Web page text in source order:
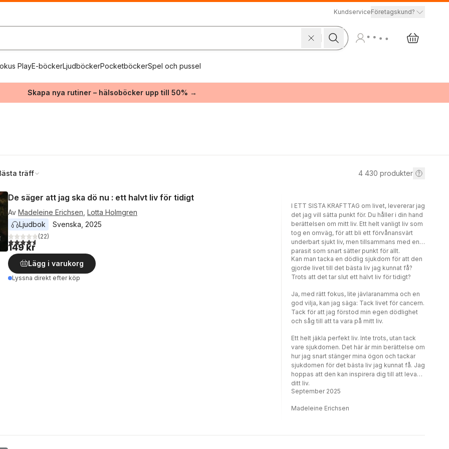
KundserviceFöretagskund?
PlayE-böckerLjudböckerPocketböckerSpel och pussel
Skapa nya rutiner – hälsoböcker upp till 50% →
träff 4 430 produkter
De säger att jag ska dö nu : ett halvt liv för tidigt
Av Madeleine Erichsen Lotta Holmgren
Ljudbok
Svenska 2025
4,6utav 5 stjärnor. Totalt antal röster:
(22)
149 kr
Lägg i varukorg
Lyssna direkt efter köp
I ETT SISTA KRAFTTAG om livet, levererar jag
det jag vill sätta punkt för. Du håller i din hand
berättelsen om mitt liv. Ett helt vanligt liv som
tog en omväg, för att bli ett förvånansvärt
underbart sjukt liv, men tillsammans med en
parasit som snart sätter punkt för allt.
Kan man tacka en dödlig sjukdom för att den
gjorde livet till det bästa liv jag kunnat få?
Trots att det tar slut ett halvt liv för tidigt?
Ja, med rätt fokus, lite jävlaranamma och en
god vilja, kan jag säga: Tack livet för cancern.
Tack för att jag förstod min egen dödlighet
och såg till att ta vara på mitt liv.
Ett helt jäkla perfekt liv. Inte trots, utan tack
vare sjukdomen. Det här är min berättelse om
hur jag snart stänger mina ögon och tackar
sjukdomen för det bästa liv jag kunnat få. Jag
hoppas att den kan inspirera dig till att leva
ditt liv.
September 2025
Madeleine Erichsen